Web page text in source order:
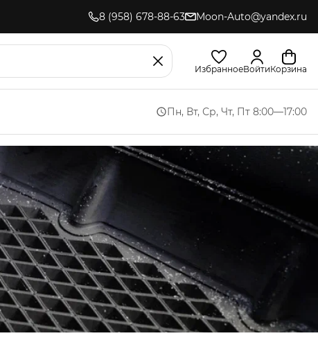
8 (958) 678-88-63 Moon-Auto@yandex.ru
ИзбранноеВойтиКорзина
Пн, Вт, Ср, Чт, Пт 8:00—17:00